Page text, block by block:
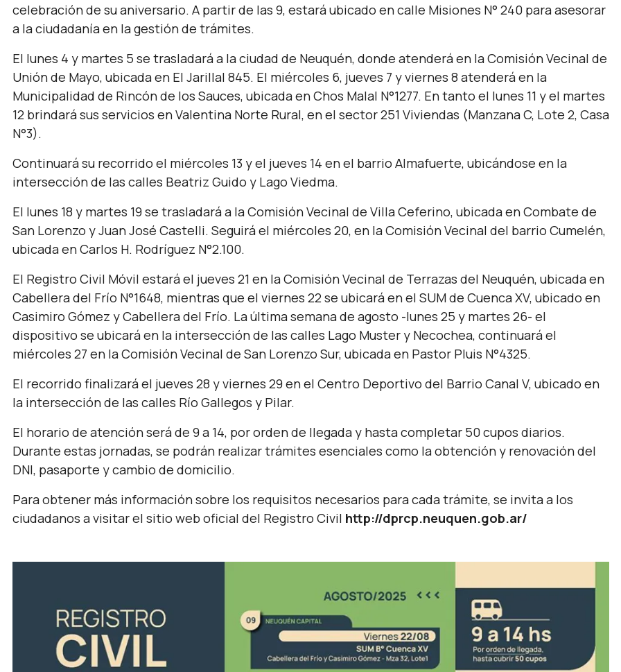
celebración de su aniversario. A partir de las 9, estará ubicado en calle Misiones N° 240 para asesorar
a la ciudadanía en la gestión de trámites.
El lunes 4 y martes 5 se trasladará a la ciudad de Neuquén, donde atenderá en la Comisión Vecinal de
Unión de Mayo, ubicada en El Jarillal 845. El miércoles 6, jueves 7 y viernes 8 atenderá en la
Municipalidad de Rincón de los Sauces, ubicada en Chos Malal N°1277. En tanto el lunes 11 y el martes
12 brindará sus servicios en Valentina Norte Rural, en el sector 251 Viviendas (Manzana C, Lote 2, Casa
N°3).
Continuará su recorrido el miércoles 13 y el jueves 14 en el barrio Almafuerte, ubicándose en la
intersección de las calles Beatriz Guido y Lago Viedma.
El lunes 18 y martes 19 se trasladará a la Comisión Vecinal de Villa Ceferino, ubicada en Combate de
San Lorenzo y Juan José Castelli. Seguirá el miércoles 20, en la Comisión Vecinal del barrio Cumelén,
ubicada en Carlos H. Rodríguez N°2.100.
El Registro Civil Móvil estará el jueves 21 en la Comisión Vecinal de Terrazas del Neuquén, ubicada en
Cabellera del Frío N°1648, mientras que el viernes 22 se ubicará en el SUM de Cuenca XV, ubicado en
Casimiro Gómez y Cabellera del Frío. La última semana de agosto -lunes 25 y martes 26- el
dispositivo se ubicará en la intersección de las calles Lago Muster y Necochea, continuará el
miércoles 27 en la Comisión Vecinal de San Lorenzo Sur, ubicada en Pastor Pluis N°4325.
El recorrido finalizará el jueves 28 y viernes 29 en el Centro Deportivo del Barrio Canal V, ubicado en
la intersección de las calles Río Gallegos y Pilar.
El horario de atención será de 9 a 14, por orden de llegada y hasta completar 50 cupos diarios.
Durante estas jornadas, se podrán realizar trámites esenciales como la obtención y renovación del
DNI, pasaporte y cambio de domicilio.
Para obtener más información sobre los requisitos necesarios para cada trámite, se invita a los
ciudadanos a visitar el sitio web oficial del Registro Civil http://dprcp.neuquen.gob.ar/